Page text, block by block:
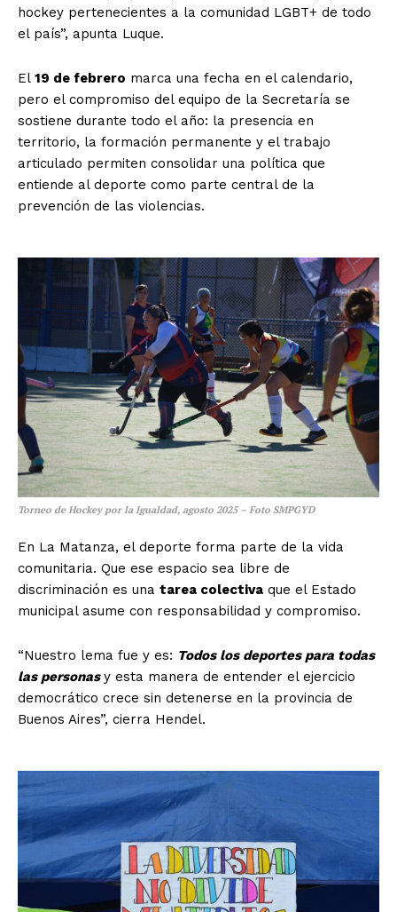
hockey pertenecientes a la comunidad LGBT+ de todo
el país”, apunta Luque.
El 19 de febrero marca una fecha en el calendario,
pero el compromiso del equipo de la Secretaría se
sostiene durante todo el año: la presencia en
territorio, la formación permanente y el trabajo
articulado permiten consolidar una política que
entiende al deporte como parte central de la
prevención de las violencias.
Torneo de Hockey por la Igualdad, agosto 2025 – Foto SMPGYD
En La Matanza, el deporte forma parte de la vida
comunitaria. Que ese espacio sea libre de
discriminación es una tarea colectiva que el Estado
municipal asume con responsabilidad y compromiso.
“Nuestro lema fue y es: Todos los deportes para todas
las personasy esta manera de entender el ejercicio
democrático crece sin detenerse en la provincia de
Buenos Aires”, cierra Hendel.